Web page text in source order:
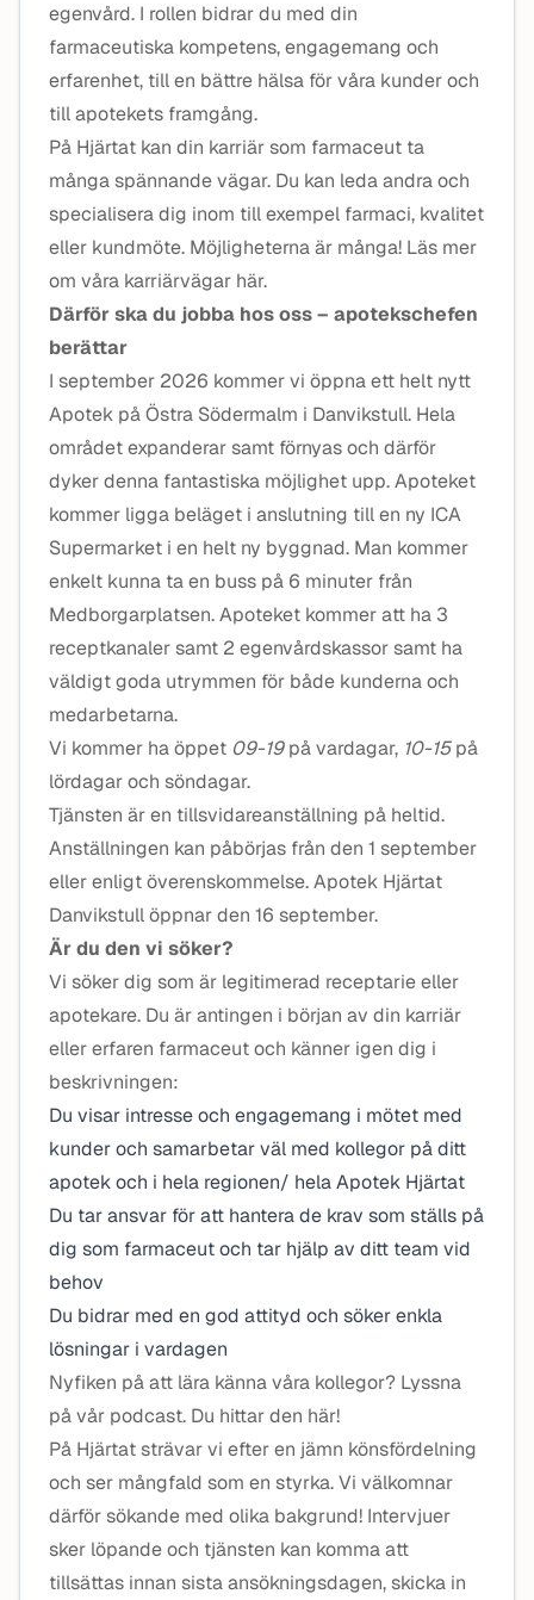
egenvård. I rollen bidrar du med din
farmaceutiska kompetens, engagemang och
erfarenhet, till en bättre hälsa för våra kunder och
till apotekets framgång.
På Hjärtat kan din karriär som farmaceut ta
många spännande vägar. Du kan leda andra och
specialisera dig inom till exempel farmaci, kvalitet
eller kundmöte. Möjligheterna är många! Läs mer
om våra karriärvägar här.
Därför ska du jobba hos oss – apotekschefen
berättar
I september 2026 kommer vi öppna ett helt nytt
Apotek på Östra Södermalm i Danvikstull. Hela
området expanderar samt förnyas och därför
dyker denna fantastiska möjlighet upp. Apoteket
kommer ligga beläget i anslutning till en ny ICA
Supermarket i en helt ny byggnad. Man kommer
enkelt kunna ta en buss på 6 minuter från
Medborgarplatsen. Apoteket kommer att ha 3
receptkanaler samt 2 egenvårdskassor samt ha
väldigt goda utrymmen för både kunderna och
medarbetarna.
Vi kommer ha öppet 09-19på vardagar, 10-15på
lördagar och söndagar.
Tjänsten är en tillsvidareanställning på heltid.
Anställningen kan påbörjas från den 1 september
eller enligt överenskommelse. Apotek Hjärtat
Danvikstull öppnar den 16 september.
Är du den vi söker?
Vi söker dig som är legitimerad receptarie eller
apotekare. Du är antingen i början av din karriär
eller erfaren farmaceut och känner igen dig i
beskrivningen:
Du visar intresse och engagemang i mötet med
kunder och samarbetar väl med kollegor på ditt
apotek och i hela regionen/ hela Apotek Hjärtat
Du tar ansvar för att hantera de krav som ställs på
dig som farmaceut och tar hjälp av ditt team vid
behov
Du bidrar med en god attityd och söker enkla
lösningar i vardagen
Nyfiken på att lära känna våra kollegor? Lyssna
på vår podcast. Du hittar den här!
På Hjärtat strävar vi efter en jämn könsfördelning
och ser mångfald som en styrka. Vi välkomnar
därför sökande med olika bakgrund! Intervjuer
sker löpande och tjänsten kan komma att
tillsättas innan sista ansökningsdagen, skicka in